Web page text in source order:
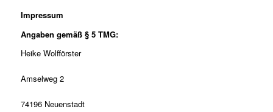
Impressum
Angaben gemäß § 5 TMG:
Heike Wolfförster
Amselweg 2
74196 Neuenstadt